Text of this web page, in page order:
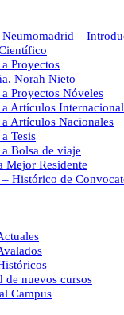
Neumomadrid –
Proyectos
Norah Nieto
Proyectos Nóveles
a Artículos
a Artículos Nacionales
Tesis
Bolsa de viaje
Mejor Residente
– Histórico de
de nuevos cursos
Campus